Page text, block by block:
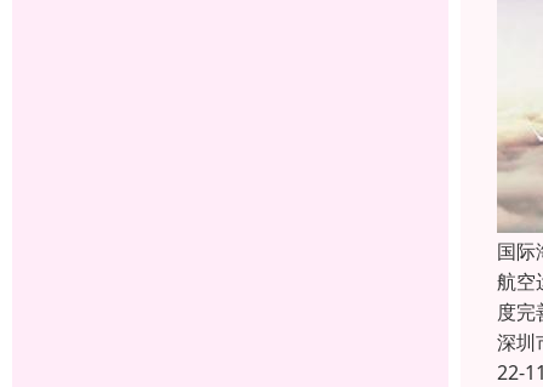
国际
航空
度完
深圳
22-